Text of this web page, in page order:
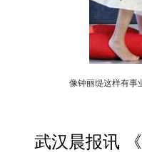
像钟丽缇这样有事
武汉晨报讯 《